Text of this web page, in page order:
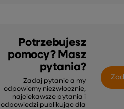
Potrzebujesz
pomocy? Masz
pytania?
Zadaj pytanie a my
odpowiemy niezwłocznie,
najciekawsze pytania i
odpowiedzi publikując dla